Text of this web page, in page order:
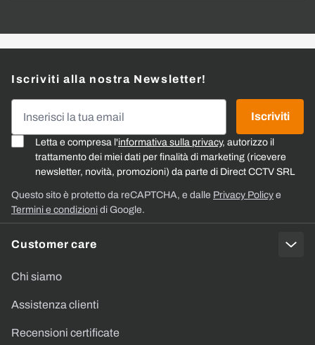
Customer care
Chi siamo
Assistenza clienti
Recensioni certificate
Iscriviti alla nostra Newsletter!
Letta e compresa l'informativa sulla privacy, autorizzo il
trattamento dei miei dati per finalità di marketing (ricevere
newsletter, novità, promozioni) da parte di Direct CCTV SRL
Iscriviti
Questo sito è protetto da reCAPTCHA, e dalle Privacy Policy e
Termini e condizioni di Google.